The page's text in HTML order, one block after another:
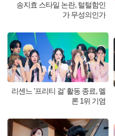
송지효 스타일 논란, 털털함인
가 무성의인가
리센느 '프리티 걸' 활동 종료, 멜
론 1위 기염